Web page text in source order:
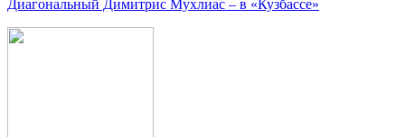
Диагональный Димитрис Мухлиас – в «Кузбассе»